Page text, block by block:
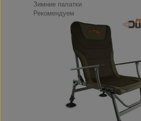
Зимние палатки
Рекомендуем